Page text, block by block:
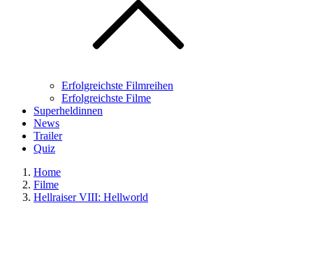
Erfolgreichste Filmreihen
Erfolgreichste Filme
Superheldinnen
News
Trailer
Quiz
Home
Filme
Hellraiser VIII: Hellworld